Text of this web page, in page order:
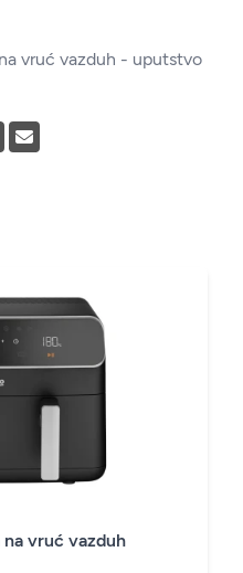
vruć vazduh - uputstvo
na vruć vazduh